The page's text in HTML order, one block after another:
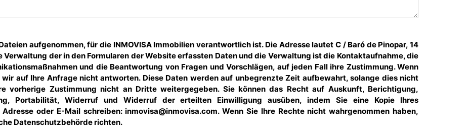
aufgenommen, für die INMOVISA Immobilien verantwortlich ist. Die Adresse lautet C / Baró de Pinopar, 14
Verwaltung der in den Formularen der Website erfassten Daten und die Verwaltung ist die Kontaktaufnahme, die
und die Beantwortung von Fragen und Vorschlägen, auf jeden Fall ihre Zustimmung. Wenn
auf Ihre Anfrage nicht antworten. Diese Daten werden auf unbegrenzte Zeit aufbewahrt, solange dies nicht
vorherige Zustimmung nicht an Dritte weitergegeben. Sie können das Recht auf Auskunft, Berichtigung,
Portabilität, Widerruf und Widerruf der erteilten Einwilligung ausüben, indem Sie eine Kopie Ihres
oder E-Mail schreiben: inmovisa@inmovisa.com. Wenn Sie Ihre Rechte nicht wahrgenommen haben,
Datenschutzbehörde richten.